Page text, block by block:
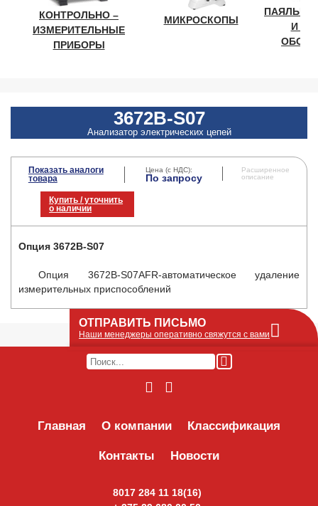
КОНТРОЛЬНО –
ИЗМЕРИТЕЛЬНЫЕ
ПРИБОРЫ
МИКРОСКОПЫ
И
3672B-S07
Анализатор электрических цепей
Показать аналоги
товара
Цена (с НДС):
По запросу
Расширенное
описание
Купить / уточнить
о наличии
Опция 3672B-S07
Опция 3672B-S07AFR-автоматическое удаление
измерительных приспособлений
Главная О компании Классификация
Контакты Новости
8017 284 11 18(16)
ОТПРАВИТЬ ПИСЬМО
Наши менеджеры оперативно свяжутся с вами
Оставьте Ваше сообщение или запрос по
его получим по e-mail и оперативно ответим!